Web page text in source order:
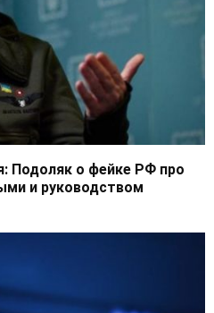
Подоляк о фейке РФ про
и руководством